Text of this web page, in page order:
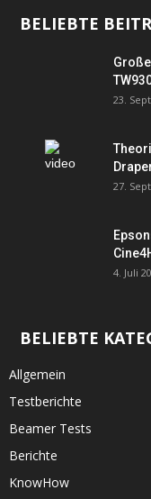
BELIEBTE
23.
27.
4. Juli
BELIEBTE
Allgemein
Testberichte
Beamer Tests
Berichte
KnowHow